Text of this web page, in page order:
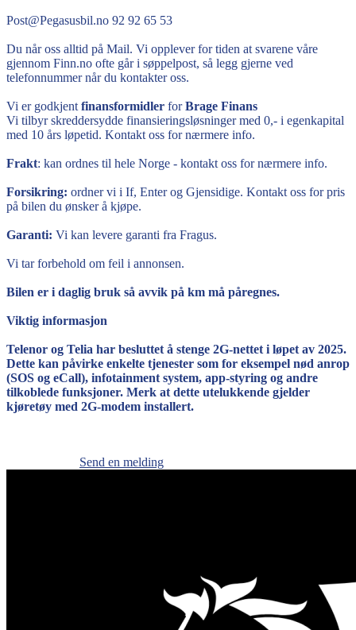
Post@Pegasusbil.no 92 92 65 53
Du når oss alltid på Mail. Vi opplever for tiden at svarene våre
gjennom Finn.no ofte går i søppelpost, så legg gjerne ved
telefonnummer når du kontakter oss.
Vi er godkjent finansformidler forBrage Finans
Vi tilbyr skreddersydde finansieringsløsninger med 0,- i egenkapital
med 10 års løpetid. Kontakt oss for nærmere info.
Frakt: kan ordnes til hele Norge - kontakt oss for nærmere info.
Forsikring: ordner vi i If, Enter og Gjensidige. Kontakt oss for pris
på bilen du ønsker å kjøpe.
Garanti: Vi kan levere garanti fra Fragus.
Vi tar forbehold om feil i annonsen.
Bilen er i daglig bruk så avvik på km må påregnes.
Viktig informasjon
Telenor og Telia har besluttet å stenge 2G-nettet i løpet av 2025.
Dette kan påvirke enkelte tjenester som for eksempel nød anrop
(SOS og eCall), infotainment system, app-styring og andre
tilkoblede funksjoner. Merk at dette utelukkende gjelder
kjøretøy med 2G-modem installert.
Send en melding